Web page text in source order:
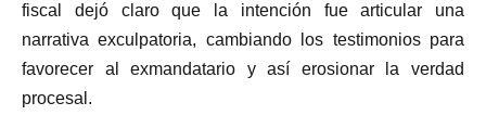
fiscal dejó claro que la intención fue articular una
narrativa exculpatoria, cambiando los testimonios para
favorecer al exmandatario y así erosionar la verdad
procesal.